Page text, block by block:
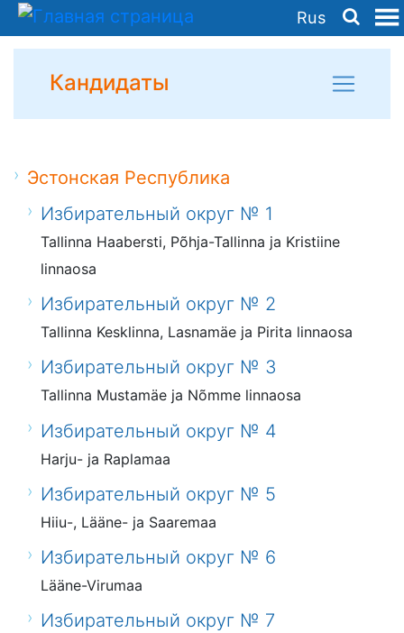
Rus
Кандидаты
Эстонская Республика
Избирательный округ № 1
Tallinna Haabersti, Põhja-Tallinna ja Kristiine
linnaosa
Избирательный округ № 2
Tallinna Kesklinna, Lasnamäe ja Pirita linnaosa
Избирательный округ № 3
Tallinna Mustamäe ja Nõmme linnaosa
Избирательный округ № 4
Harju- ja Raplamaa
Избирательный округ № 5
Hiiu-, Lääne- ja Saaremaa
Избирательный округ № 6
Lääne-Virumaa
Избирательный округ № 7